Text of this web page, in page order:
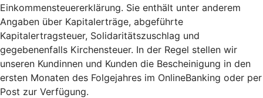
Einkommensteuererklärung. Sie enthält unter anderem
Angaben über Kapitalerträge, abgeführte
Kapitalertragsteuer, Solidaritätszuschlag und
gegebenenfalls Kirchensteuer. In der Regel stellen wir
unseren Kundinnen und Kunden die Bescheinigung in den
ersten Monaten des Folgejahres im OnlineBanking oder per
Post zur Verfügung.